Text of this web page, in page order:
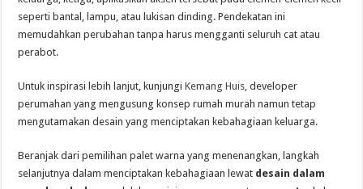
seperti bantal, lampu, atau lukisan dinding. Pendekatan ini
memudahkan perubahan tanpa harus mengganti seluruh cat atau
perabot.
Untuk inspirasi lebih lanjut, kunjungiKemang Huis , developer
perumahan yang mengusung konsep rumah murah namun tetap
mengutamakan desain yang menciptakan kebahagiaan keluarga.
Beranjak dari pemilihan palet warna yang menenangkan, langkah
selanjutnya dalam menciptakan kebahagiaan lewat desain dalam